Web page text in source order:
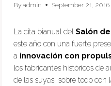
Byadmin September 21, 2016
La cita bianual del Salón
este año con una fuerte
a innovación con
los fabricantes históricos de
de las suyas, sobre todo con